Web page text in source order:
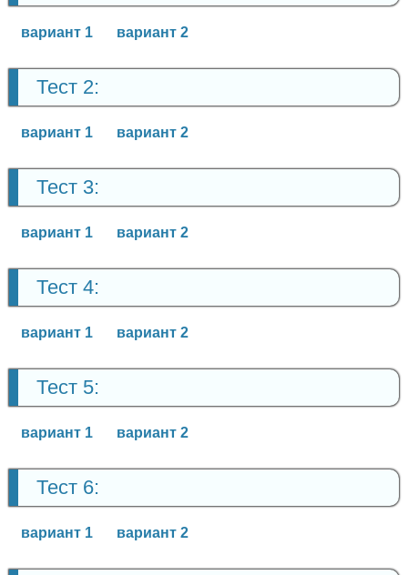
вариант 1 вариант 2
Тест 2:
вариант 1 вариант 2
Тест 3:
вариант 1 вариант 2
Тест 4:
вариант 1 вариант 2
Тест 5:
вариант 1 вариант 2
Тест 6:
вариант 1 вариант 2